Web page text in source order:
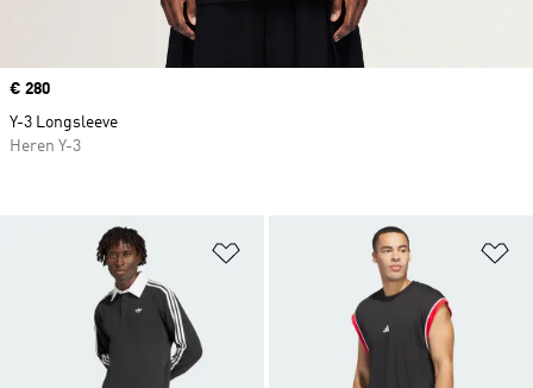
Op verlanglijst zetten
Price
€ 280
Y-3 Longsleeve
Heren Y-3